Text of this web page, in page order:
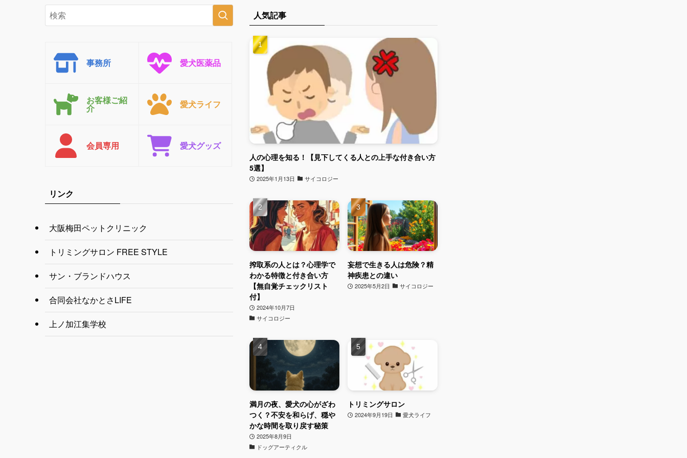
事務所 愛犬医薬品
お客様ご紹
介 愛犬ライフ
会員専用 愛犬グッズ
リンク
大阪梅田ペットクリニック
トリミングサロン FREE STYLE
サン・ブランドハウス
合同会社なかとさLIFE
上ノ加江集学校
人気記事
人の心理を知る！【見下してくる人との上手な付き合い方
5選】
2025年1月13日 サイコロジー
搾取系の人とは？心理学で
わかる特徴と付き合い方
【無自覚チェックリスト
付】
2024年10月7日
サイコロジー
妄想で生きる人は危険？精
神疾患との違い
2025年5月2日 サイコロジー
満月の夜、愛犬の心がざわ
つく？不安を和らげ、穏や
かな時間を取り戻す秘策
2025年8月9日
ドッグアーティクル
トリミングサロン
2024年9月19日 愛犬ライフ